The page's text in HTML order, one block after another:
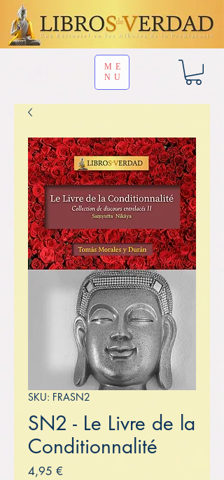
ME
NU
SKU: FRASN2
SN2 - Le Livre de la
Conditionnalité
4,95 €